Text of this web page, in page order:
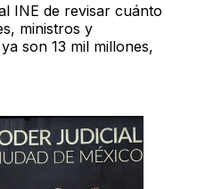
INE de revisar cuánto
ministros y
son 13 mil millones,